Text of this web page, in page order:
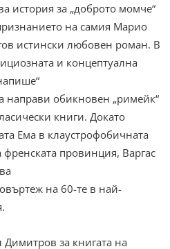
история за „доброто момче“
на самия Марио
истински любовен роман. В
и концептуална
направи обикновен „римейк“
книги. Докато
Ема в клаустрофобичната
френската провинция, Варгас
на 60-те в най-
Димитров за книгата на